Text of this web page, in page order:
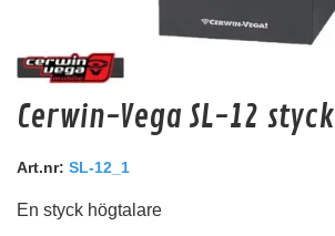
Axton N-ABT50-C5
Hos leverantör 3+ dagar
Cerwin-Vega SL-12 styck
Art.nr: SL-12_1
En styck högtalare